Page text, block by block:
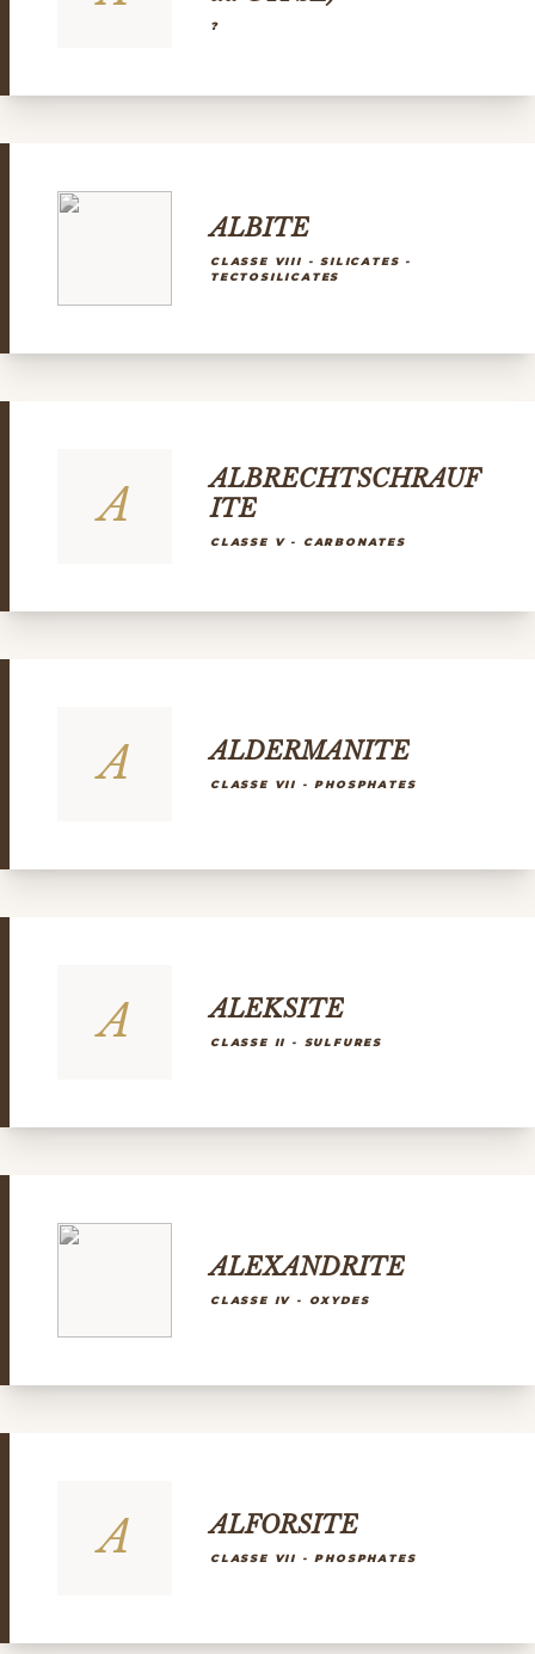
?
ALBITE
CLASSE VIII - SILICATES -
TECTOSILICATES
A
ALBRECHTSCHRAUF
ITE
CLASSE V - CARBONATES
A ALDERMANITE
CLASSE VII - PHOSPHATES
A ALEKSITE
CLASSE II - SULFURES
ALEXANDRITE
CLASSE IV - OXYDES
A ALFORSITE
CLASSE VII - PHOSPHATES